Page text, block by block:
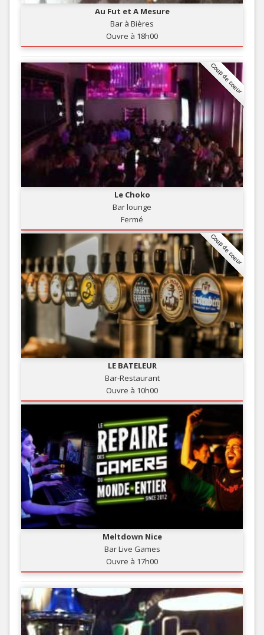
Au Fut et A Mesure
Bar à Bières
Ouvre à 18h00
Coup de coeur
Le Choko
Bar lounge
Fermé
Coup de coeur
LE BATELEUR
Bar-Restaurant
Ouvre à 10h00
Meltdown Nice
Bar Live Games
Ouvre à 17h00